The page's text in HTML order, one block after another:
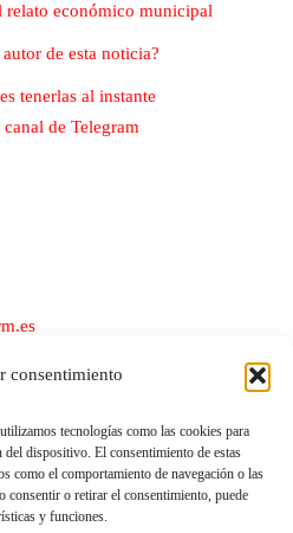
consentimiento
tecnologías como las cookies para
dispositivo. El consentimiento de estas
como el comportamiento de navegación o las
consentir o retirar el consentimiento, puede
y funciones.
económico municipal
de esta noticia?
tenerlas al instante
de Telegram